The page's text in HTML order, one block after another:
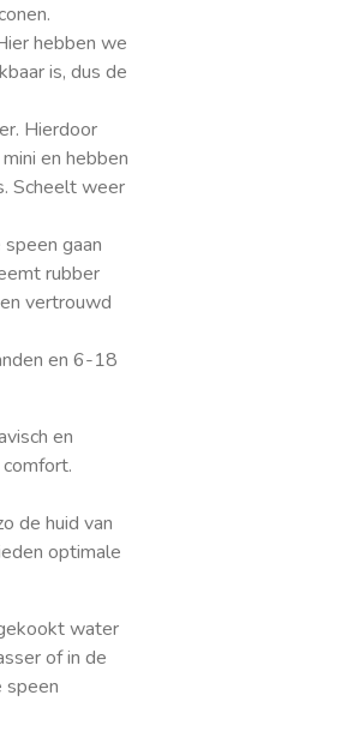
hebben we
is, dus de
Hierdoor
en hebben
Scheelt weer
gaan
rubber
vertrouwd
en 6-18
en
de huid van
optimale
water
of in de
speen